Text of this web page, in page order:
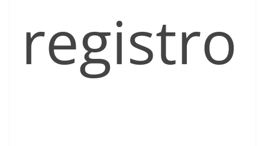
registro